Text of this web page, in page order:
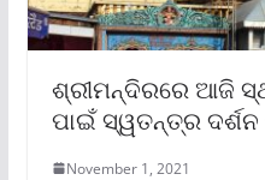
ଶ୍ରୀମନ୍ଦିରରେ ଆଜି
ପାଇଁ ସ୍ୱତନ୍ତ୍ର
November 1, 2021